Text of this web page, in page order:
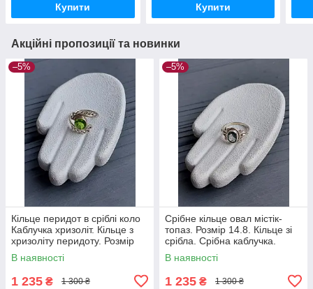
Купити Купити
Акційні пропозиції та новинки
–5%
Кільце перидот в сріблі коло
Каблучка хризоліт. Кільце з
хризоліту перидоту. Розмір
16. Індія!
В наявності
1 235 ₴ 1 300 ₴
–5%
Срібне кільце овал містік-
топаз. Розмір 14.8. Кільце зі
срібла. Срібна каблучка.
Містік топаз. Індія!
В наявності
1 235 ₴ 1 300 ₴